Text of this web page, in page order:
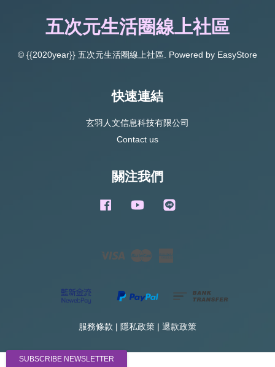
五次元生活圈線上社區
© {{2020year}} 五次元生活圈線上社區. Powered by EasyStore
快速連結
玄羽人文信息科技有限公司
Contact us
關注我們
Facebook YouTube
Visa Master
服務條款 隱私政策 退款政策
SUBSCRIBE NEWSLETTER